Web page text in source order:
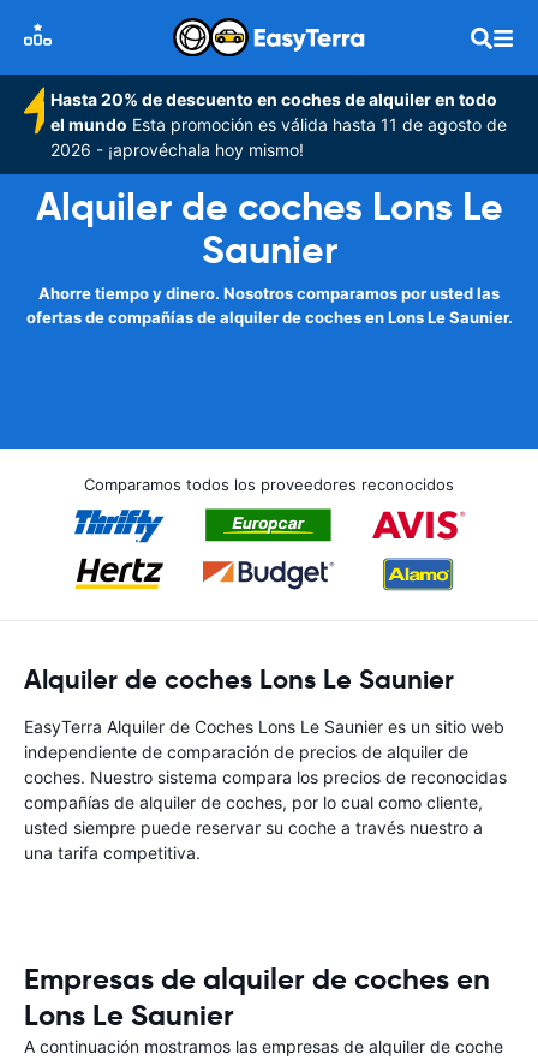
Hasta 20% de descuento en coches de alquiler en todo
el mundo Esta promoción es válida hasta 11 de agosto de
2026 - ¡aprovéchala hoy mismo!
Alquiler de coches Lons Le
Saunier
Ahorre tiempo y dinero. Nosotros comparamos por usted las
ofertas de compañías de alquiler de coches en Lons Le Saunier.
Comparamos todos los proveedores reconocidos
Alquiler de coches Lons Le Saunier
EasyTerra Alquiler de Coches Lons Le Saunier es un sitio web
independiente de comparación de precios de alquiler de
coches. Nuestro sistema compara los precios de reconocidas
compañías de alquiler de coches, por lo cual como cliente,
usted siempre puede reservar su coche a través nuestro a
una tarifa competitiva.
Empresas de alquiler de coches en
Lons Le Saunier
A continuación mostramos las empresas de alquiler de coche